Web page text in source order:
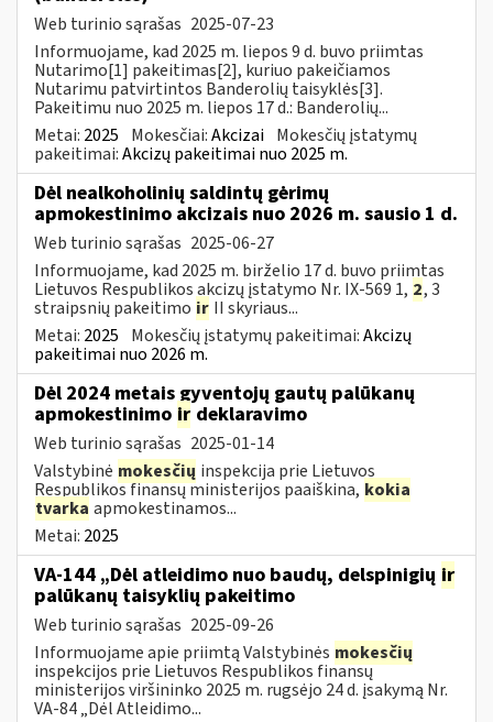
Web turinio sąrašas 2025-07-23
Informuojame, kad 2025 m. liepos 9 d. buvo priimtas
Nutarimo[1] pakeitimas[2], kuriuo pakeičiamos
Nutarimu patvirtintos Banderolių taisyklės[3].
Pakeitimu nuo 2025 m. liepos 17 d.: Banderolių...
Metai: 2025 Mokesčiai:Akcizai Mokesčių įstatymų
pakeitimai:Akcizų pakeitimai nuo 2025 m.
Dėl nealkoholinių saldintų gėrimų
apmokestinimo akcizais nuo 2026 m. sausio 1 d.
Web turinio sąrašas 2025-06-27
Informuojame, kad 2025 m. birželio 17 d. buvo priimtas
Lietuvos Respublikos akcizų įstatymo Nr. IX-569 1, 2, 3
straipsnių pakeitimo ir II skyriaus...
Metai: 2025 Mokesčių įstatymų pakeitimai:Akcizų
pakeitimai nuo 2026 m.
Dėl 2024 metais gyventojų gautų palūkanų
apmokestinimo ir deklaravimo
Web turinio sąrašas 2025-01-14
Valstybinė mokesčių inspekcija prie Lietuvos
Respublikos finansų ministerijos paaiškina, kokia
tvarka apmokestinamos...
Metai: 2025
VA-144 „Dėl atleidimo nuo baudų, delspinigių ir
palūkanų taisyklių pakeitimo
Web turinio sąrašas 2025-09-26
Informuojame apie priimtą Valstybinės mokesčių
inspekcijos prie Lietuvos Respublikos finansų
ministerijos viršininko 2025 m. rugsėjo 24 d. įsakymą Nr.
VA-84 „Dėl Atleidimo...